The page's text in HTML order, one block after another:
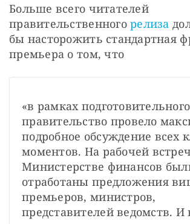
Больше всего читателей
правительственного релиза
бы насторожить стандартная
премьера о том, что
«в рамках
правительство провело
подробное обсуждение всех
моментов. На рабочей
Министерстве финансов
отработаны предложения
премьеров, министров,
представителей ведомств. И